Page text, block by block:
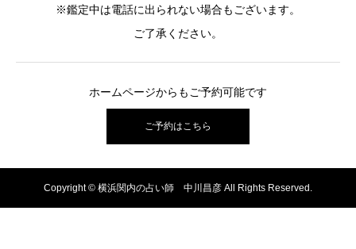
※鑑定中は電話に出られない場合もございます。
ご了承ください。
ホームページからもご予約可能です
ご予約はこちら
Copyright © 横浜関内の占い師 中川昌彦 All Rights Reserved.